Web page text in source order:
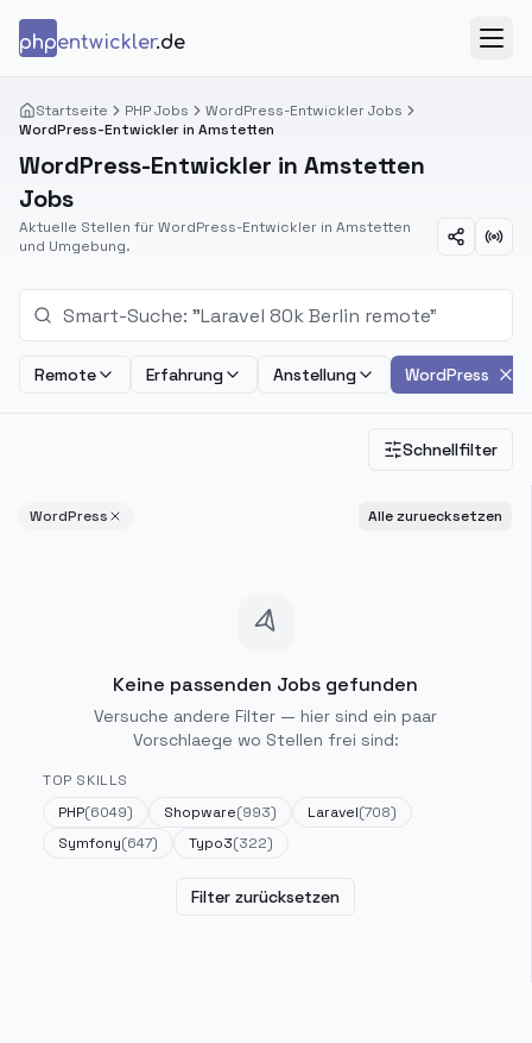
phpentwickler.de
Startseite PHP Jobs
WordPress-Entwickler Jobs
WordPress-Entwickler in Amstetten
WordPress-Entwickler in Amstetten
Jobs
Aktuelle Stellen für WordPress-Entwickler in Amstetten
und Umgebung.
Remote Erfahrung Anstellung WordPress
Schnellfilter
WordPress Alle zuruecksetzen
Keine passenden Jobs gefunden
Versuche andere Filter — hier sind ein paar
Vorschlaege wo Stellen frei sind:
TOP SKILLS
PHP(6049) Shopware(993) Laravel(708)
Symfony(647) Typo3(322)
Filter zurücksetzen